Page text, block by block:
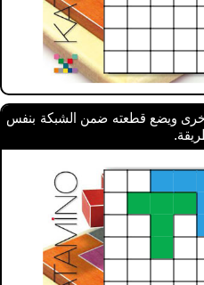
اخرى ويضع قطعته ضمن الشبكة بنفس